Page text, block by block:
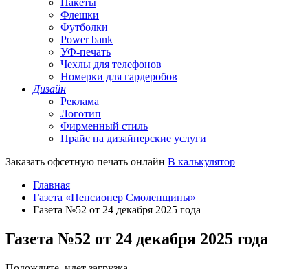
Пакеты
Флешки
Футболки
Power bank
УФ-печать
Чехлы для телефонов
Номерки для гардеробов
Дизайн
Реклама
Логотип
Фирменный стиль
Прайс на дизайнерские услуги
Заказать офсетную печать онлайн В калькулятор
Главная
Газета «Пенсионер Смоленщины»
Газета №52 от 24 декабря 2025 года
Газета №52 от 24 декабря 2025 года